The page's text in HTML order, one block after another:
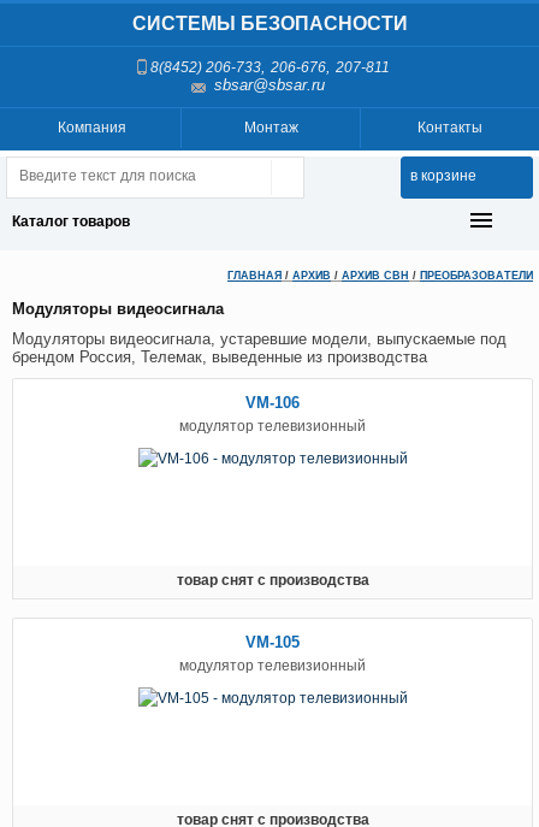
СИСТЕМЫ БЕЗОПАСНОСТИ
8(8452) 206-733, 206-676, 207-811
sbsar@sbsar.ru
Контакты
Монтаж
Компания
в корзине
Каталог товаров
ГЛАВНАЯ / АРХИВ / АРХИВ СВН / ПРЕОБРАЗОВАТЕЛИ
Модуляторы видеосигнала
Модуляторы видеосигнала, устаревшие модели, выпускаемые под
брендом Россия, Телемак, выведенные из производства
VM-106
модулятор телевизионный
товар снят с производства
VM-105
модулятор телевизионный
товар снят с производства